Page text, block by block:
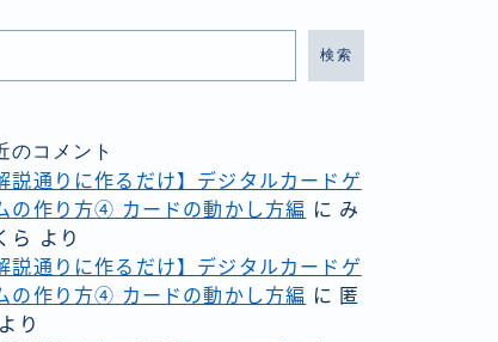
検索
のコメント
説通りに作るだけ】デジタルカードゲ
の作り方④ カードの動かし方編 に み
ら
より
説通りに作るだけ】デジタルカードゲ
の作り方④ カードの動かし方編 に 匿
より